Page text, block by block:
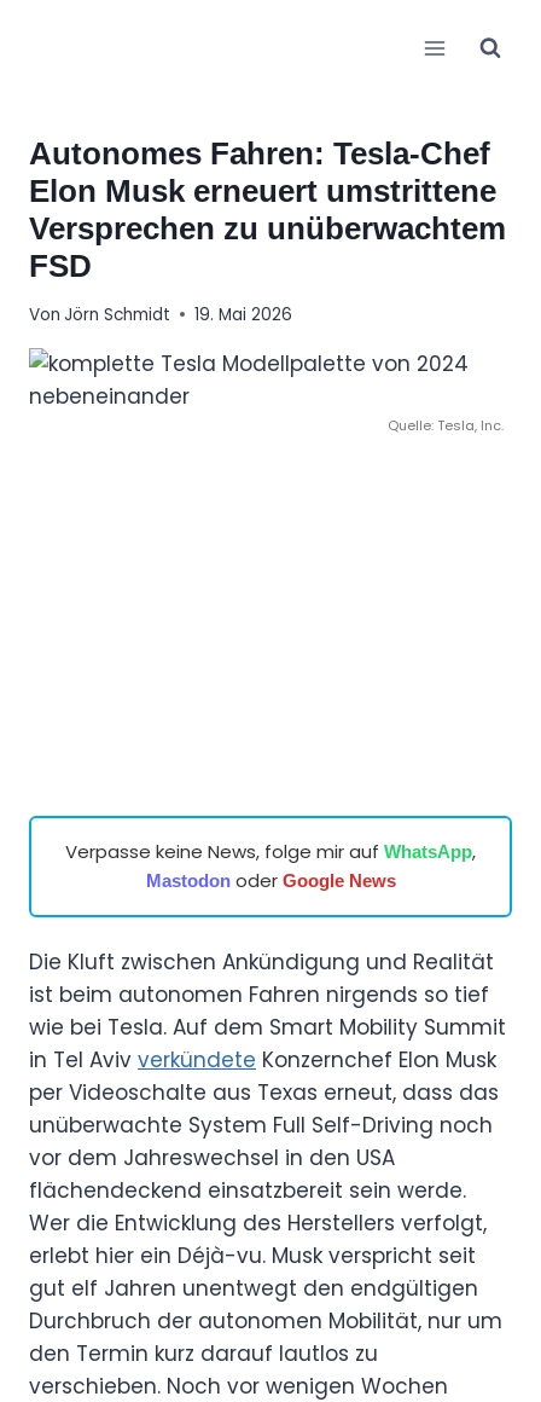
Autonomes Fahren: Tesla-Chef
Elon Musk erneuert umstrittene
Versprechen zu unüberwachtem
FSD
Von Jörn Schmidt 19. Mai 2026
Quelle: Tesla, Inc.
Verpasse keine News, folge mir auf WhatsApp,
Mastodonoder Google News
Die Kluft zwischen Ankündigung und Realität
ist beim autonomen Fahren nirgends so tief
wie bei Tesla. Auf dem Smart Mobility Summit
in Tel Aviv verkündete Konzernchef Elon Musk
per Videoschalte aus Texas erneut, dass das
unüberwachte System Full Self-Driving noch
vor dem Jahreswechsel in den USA
flächendeckend einsatzbereit sein werde.
Wer die Entwicklung des Herstellers verfolgt,
erlebt hier ein Déjà-vu. Musk verspricht seit
gut elf Jahren unentwegt den endgültigen
Durchbruch der autonomen Mobilität, nur um
den Termin kurz darauf lautlos zu
verschieben. Noch vor wenigen Wochen